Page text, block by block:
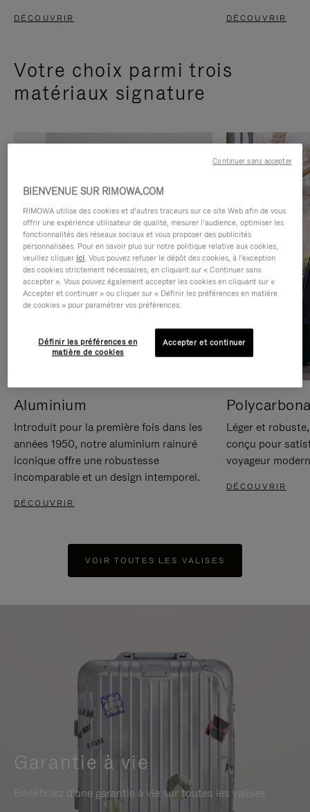
DÉCOUVRIR DÉCOUVRIR
Votre choix parmi trois
matériaux signature
Aluminium
Introduit pour la première fois dans les
années 1950, notre aluminium rainuré
iconique offre une robustesse
incomparable et un design intemporel.
DÉCOUVRIR
Léger et
conçu pour
voyageur
DÉCOUVRIR
VOIR TOUTES LES VALISES
Garantie à vie
Bénéficiez d'une garantie à vie sur toutes les valises
BIENVENUE SUR RIMOWA.COM
RIMOWA utilise des cookies et d’autres traceurs sur ce site Web afin de vous
offrir une expérience utilisateur de qualité, mesurer l’audience, optimiser les
fonctionnalités des réseaux sociaux et vous proposer des publicités
personnalisées. Pour en savoir plus sur notre politique relative aux cookies,
veuillez cliquer ici. Vous pouvez refuser le dépôt des cookies, à l'exception
des cookies strictement nécessaires, en cliquant sur « Continuer sans
accepter ». Vous pouvez également accepter les cookies en cliquant sur «
Accepter et continuer » ou cliquer sur « Définir les préférences en matière
de cookies » pour paramétrer vos préférences.
Définir les préférences en
matière de cookies
Accepter et continuer
Continuer sans accepter